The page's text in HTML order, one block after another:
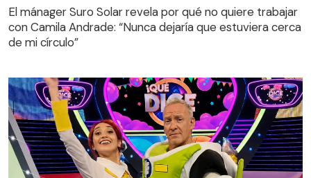
El mánager Suro Solar revela por qué no quiere trabajar
con Camila Andrade: “Nunca dejaría que estuviera cerca
de mi círculo”